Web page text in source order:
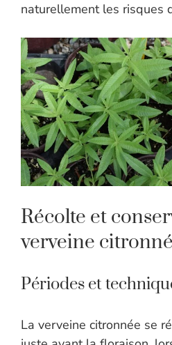
naturellement les risques
Récolte et
verveine
Périodes et
La verveine citronnée se